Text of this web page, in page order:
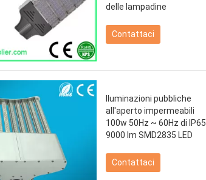
delle lampadine
Contattaci
Iluminazioni pubbliche
all'aperto impermeabili
100w 50Hz ~ 60Hz di IP65
9000 lm SMD2835 LED
Contattaci